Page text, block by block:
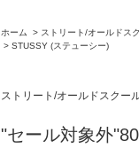
ホーム > ストリート/オールドス
> STUSSY (ステューシー)
ストリート/オールドスクー
"セール対象外